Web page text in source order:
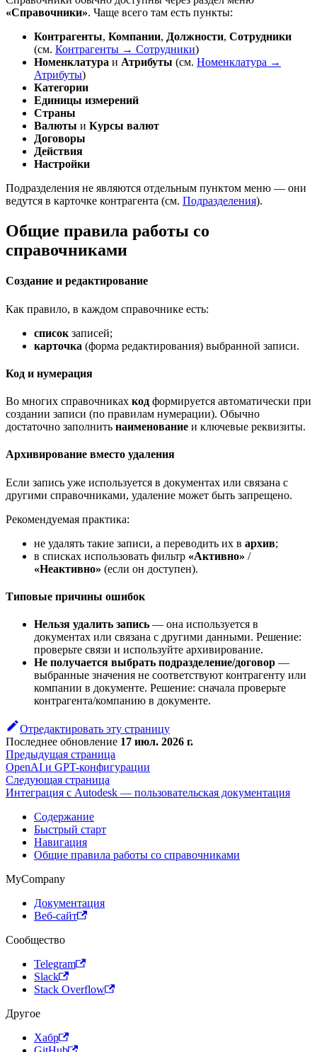
«Справочники». Чаще всего там есть пункты:
Контрагенты, Компании, Должности, Сотрудники
(см. Контрагенты → Сотрудники)
Номенклатура и Атрибуты (см. Номенклатура →
Атрибуты)
Категории
Единицы измерений
Страны
Валюты и Курсы валют
Договоры
Действия
Настройки
Подразделения не являются отдельным пунктом меню — они
ведутся в карточке контрагента (см. Подразделения).
Общие правила работы со
справочниками
Создание и редактирование
Как правило, в каждом справочнике есть:
список записей;
карточка (форма редактирования) выбранной записи.
Код и нумерация
Во многих справочниках код формируется автоматически при
создании записи (по правилам нумерации). Обычно
достаточно заполнить наименование и ключевые реквизиты.
Архивирование вместо удаления
Если запись уже используется в документах или связана с
другими справочниками, удаление может быть запрещено.
Рекомендуемая практика:
не удалять такие записи, а переводить их в архив;
в списках использовать фильтр «Активно» /
«Неактивно» (если он доступен).
Типовые причины ошибок
Нельзя удалить запись — она используется в
документах или связана с другими данными. Решение:
проверьте связи и используйте архивирование.
Не получается выбрать подразделение/договор —
выбранные значения не соответствуют контрагенту или
компании в документе. Решение: сначала проверьте
контрагента/компанию в документе.
Отредактировать эту страницу
Последнее обновление 17 июл. 2026 г.
Предыдущая страница
OpenAI и GPT-конфигурации
Следующая страница
Интеграция с Autodesk — пользовательская документация
Содержание
Быстрый старт
Навигация
Общие правила работы со справочниками
MyCompany
Документация
Веб-сайт
Сообщество
Telegram
Slack
Stack Overflow
Другое
Хабр